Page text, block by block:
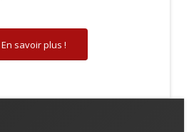
En savoir plus !